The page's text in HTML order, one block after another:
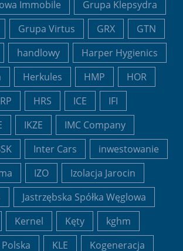
Immobile
Grupa Klepsydra
Grupa Virtus GRX
GTN
handlowy
Harper Hygienics
Herkules HMP
HOR
HRS ICE
IFI
IKZE
IMC Company
Inter Cars
inwestowanie
IZO
Izolacja Jarocin
Jastrzębska Spółka Węglowa
Kernel Kęty
kghm
KLE
Kogeneracja